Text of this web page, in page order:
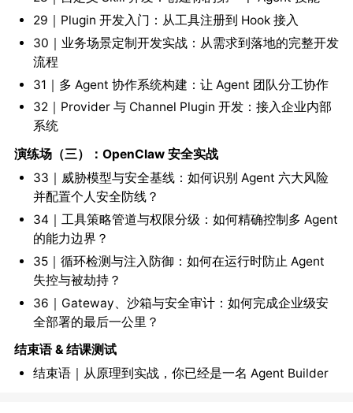
29｜Plugin 开发入门：从工具注册到 Hook 接入
30｜业务场景定制开发实战：从需求到落地的完整开发
流程
31｜多 Agent 协作系统构建：让 Agent 团队分工协作
32｜Provider 与 Channel Plugin 开发：接入企业内部
系统
演练场（三）：OpenClaw 安全实战
33｜威胁模型与安全基线：如何识别 Agent 六大风险
并配置个人安全防线？
34｜工具策略管道与权限分级：如何精确控制多 Agent
的能力边界？
35｜循环检测与注入防御：如何在运行时防止 Agent
失控与被劫持？
36｜Gateway、沙箱与安全审计：如何完成企业级安
全部署的最后一公里？
结束语 & 结课测试
结束语｜从原理到实战，你已经是一名 Agent Builder